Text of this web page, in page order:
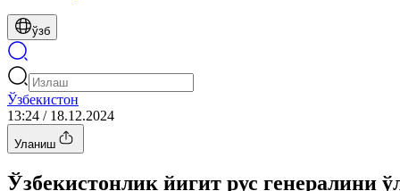
ўзб
Ўзбекистон
13:24 / 18.12.2024
Уланиш
Ўзбекистонлик йигит рус генералини